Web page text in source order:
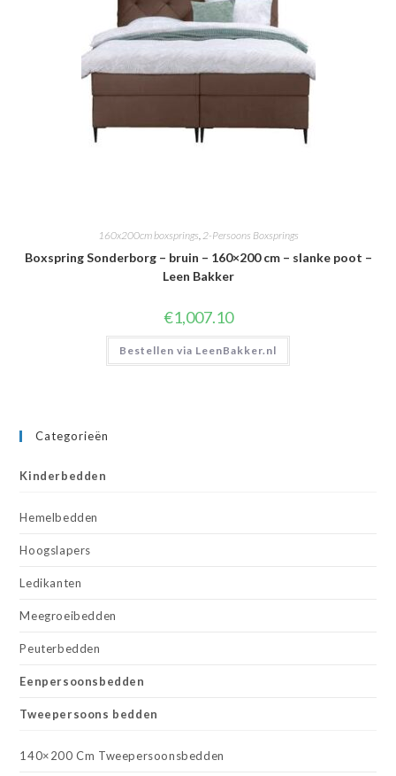
160x200cm boxsprings,2-Persoons Boxsprings
Boxspring Sonderborg – bruin – 160×200 cm – slanke poot –
Leen Bakker
€1,007.10
Bestellen via LeenBakker.nl
Categorieën
Kinderbedden
Hemelbedden
Hoogslapers
Ledikanten
Meegroeibedden
Peuterbedden
Eenpersoonsbedden
Tweepersoons bedden
140×200 Cm Tweepersoonsbedden